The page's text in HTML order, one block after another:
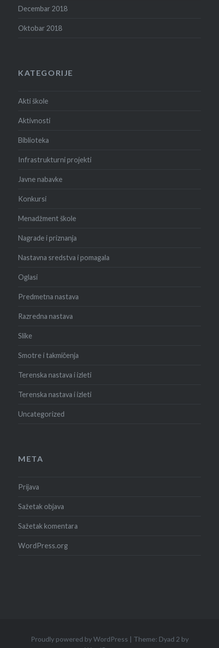
Decembar 2018
Oktobar 2018
KATEGORIJE
Akti škole
Aktivnosti
Biblioteka
Infrastrukturni projekti
Javne nabavke
Konkursi
Menadžment škole
Nagrade i priznanja
Nastavna sredstva i pomagala
Oglasi
Predmetna nastava
Razredna nastava
Slike
Smotre i takmičenja
Terenska nastava i izleti
Terenska nastava i izleti
Uncategorized
META
Prijava
Sažetak objava
Sažetak komentara
WordPress.org
Proudly powered by WordPress | Theme: Dyad 2 by